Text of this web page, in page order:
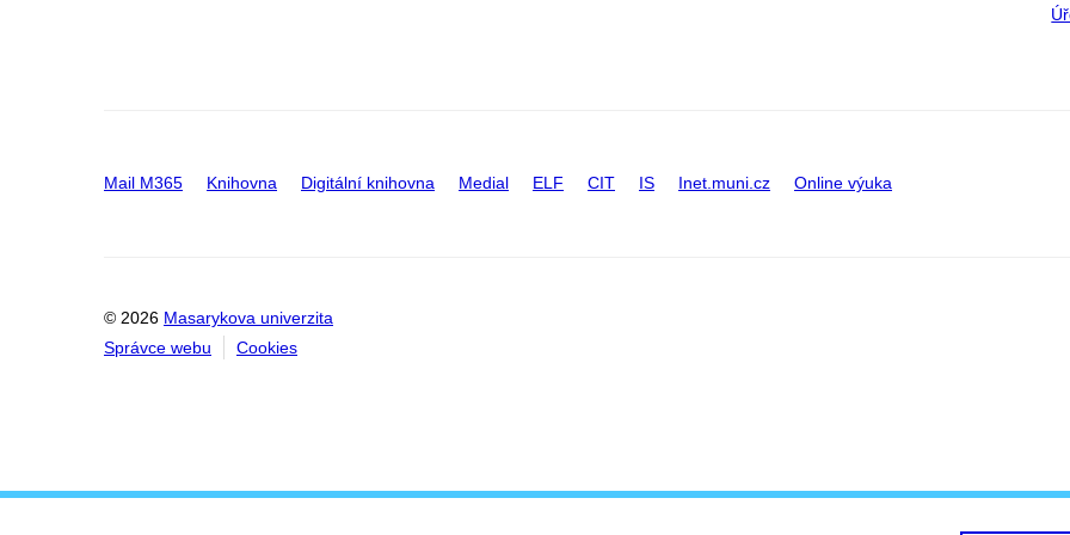
Mail M365 Knihovna Digitální knihovna Medial ELF CIT IS Inet.muni.cz Online výuka
© 2026 Masarykova univerzita
Správce webu
Cookies